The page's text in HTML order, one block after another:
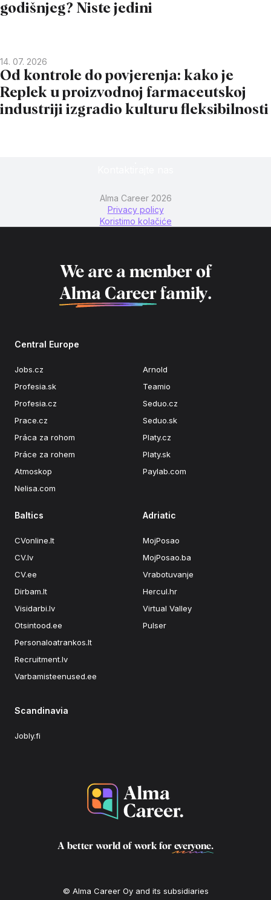
godišnjeg? Niste jedini
14. 07. 2026
Od kontrole do povjerenja: kako je
Replek u proizvodnoj farmaceutskoj
industriji izgradio kulturu fleksibilnosti
Alma Career 2026
Privacy policy
Koristimo kolačiće
We are a member of
Alma Career family.
Central Europe
Jobs.cz
Profesia.sk
Profesia.cz
Prace.cz
Práca za rohom
Práce za rohem
Atmoskop
Nelisa.com
Arnold
Teamio
Seduo.cz
Seduo.sk
Platy.cz
Platy.sk
Paylab.com
Baltics
CVonline.lt
CV.lv
CV.ee
Dirbam.lt
Visidarbi.lv
Otsintood.ee
Personaloatrankos.lt
Recruitment.lv
Varbamisteenused.ee
Adriatic
MojPosao
MojPosao.ba
Vrabotuvanje
Hercul.hr
Virtual Valley
Pulser
Scandinavia
Jobly.fi
A better world of work for everyone.
© Alma Career Oy and its subsidiaries